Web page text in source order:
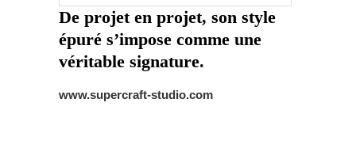
De projet en projet, son style
épuré s’impose comme une
véritable signature.
www.supercraft-studio.com